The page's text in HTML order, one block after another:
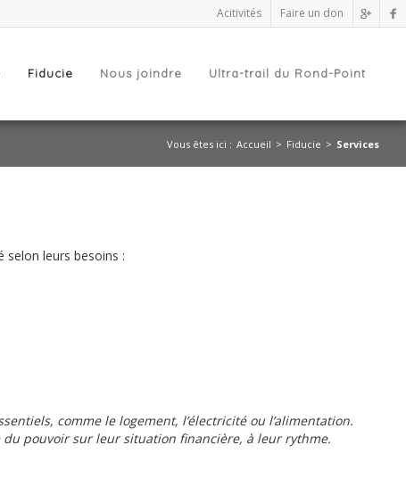
Fiducie Nous joindre Ultra-trail du Rond-Point
Acitivités Faire un don
Vous êtes ici : Accueil Fiducie Services
selon leurs besoins :
comme le logement, l’électricité ou l’alimentation.
pouvoir sur leur situation financière, à leur rythme.